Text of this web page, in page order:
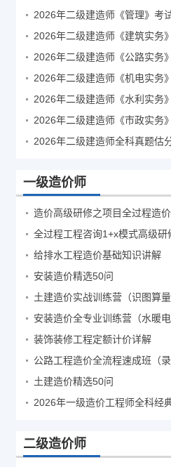
一级造价师
造价高级研修之项目全过程造
全过程工程咨询1+x模式高级研
给排水工程造价基础知识讲解
安装造价精选50问
土建造价实战训练营（识图算量
安装造价全专业训练营（水暖电
装饰装修工程定额计价详解
土建造价精选50问
二级造价师